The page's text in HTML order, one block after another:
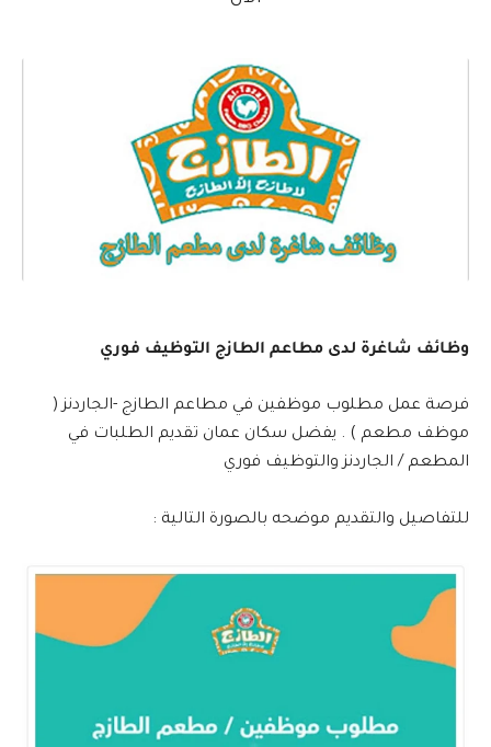
وظائف شاغرة لدى مطاعم الطازج التوظيف فوري
فرصة عمل مطلوب موظفين في مطاعم الطازج -الجاردنز (
موظف مطعم ) . يفضل سكان عمان تقديم الطلبات في
المطعم / الجاردنز والتوظيف فوري
للتفاصيل والتقديم موضحه بالصورة التالية :